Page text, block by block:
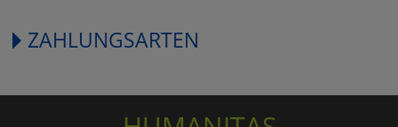
ZAHLUNGSARTEN